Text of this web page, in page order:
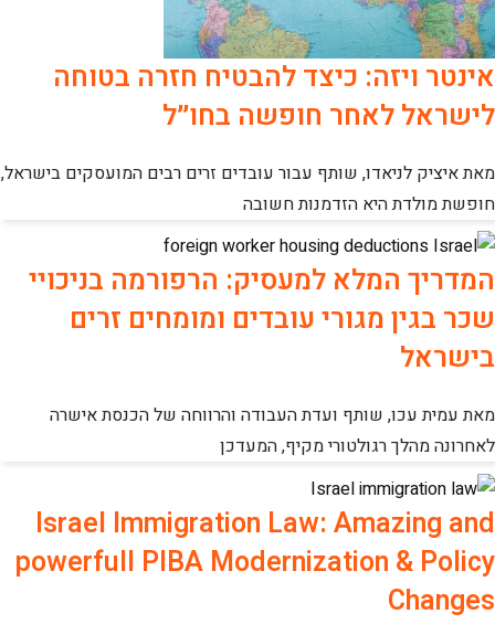
אינטר ויזה: כיצד להבטיח חזרה בטוחה
לישראל לאחר חופשה בחו״ל
מאת איציק לניאדו, שותף עבור עובדים זרים רבים המועסקים בישראל,
חופשת מולדת היא הזדמנות חשובה
המדריך המלא למעסיק: הרפורמה בניכויי
שכר בגין מגורי עובדים ומומחים זרים
בישראל
מאת עמית עכו, שותף ועדת העבודה והרווחה של הכנסת אישרה
לאחרונה מהלך רגולטורי מקיף, המעדכן
Israel Immigration Law: Amazing and
powerfull PIBA Modernization & Policy
Changes